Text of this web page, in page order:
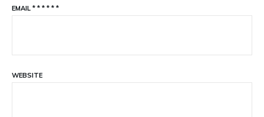
EMAIL * * * * * *
WEBSITE